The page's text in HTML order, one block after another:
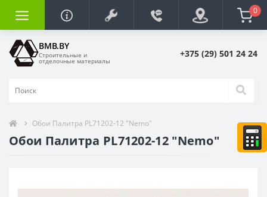
0
BMB.BY
Строительные и
отделочные материалы
+375 (29) 501 24 24
Обои Палитра PL71202-12 "Nemo"
Обои Палитра PL71202-12 "Nemo"